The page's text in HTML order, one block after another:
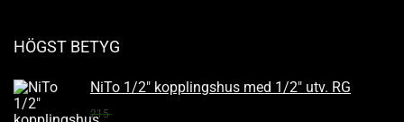
HÖGST BETYG
NiTo 1/2" kopplingshus med 1/2" utv. RG
215